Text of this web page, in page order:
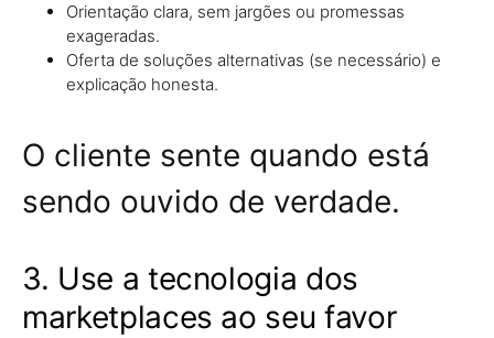
Orientação clara, sem jargões ou promessas
exageradas.
Oferta de soluções alternativas (se necessário) e
explicação honesta.
O cliente sente quando está
sendo ouvido de verdade.
3. Use a tecnologia dos
marketplaces ao seu favor